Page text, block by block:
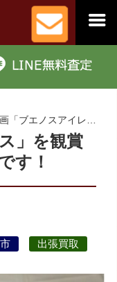
エノスアイレス」を観賞 レスリー・チャン最高です！
」を観賞
す！
出張買取